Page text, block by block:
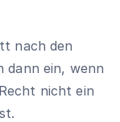
nach den
dann ein, wenn
nicht ein